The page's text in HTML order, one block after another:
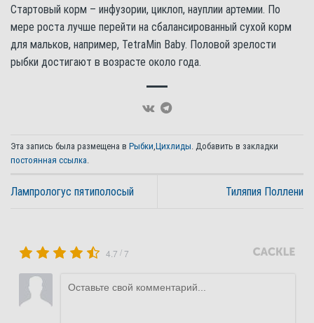
Стартовый корм – инфузории, циклоп, науплии артемии. По
мере роста лучше перейти на сбалансированный сухой корм
для мальков, например, TetraMin Baby. Половой зрелости
рыбки достигают в возрасте около года.
Эта запись была размещена в Рыбки Цихлиды . Добавить в закладки
постоянная ссылка
Лампрологус пятиполосый Тиляпия Поллени
4.7 /7